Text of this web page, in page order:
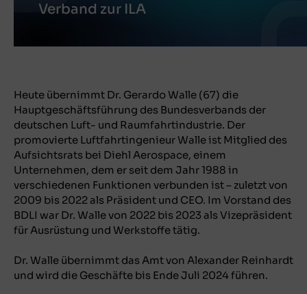
Verband zur ILA
Heute übernimmt Dr. Gerardo Walle (67) die
Hauptgeschäftsführung des Bundesverbands der
deutschen Luft- und Raumfahrtindustrie. Der
promovierte Luftfahrtingenieur Walle ist Mitglied des
Aufsichtsrats bei Diehl Aerospace, einem
Unternehmen, dem er seit dem Jahr 1988 in
verschiedenen Funktionen verbunden ist – zuletzt von
2009 bis 2022 als Präsident und CEO. Im Vorstand des
BDLI war Dr. Walle von 2022 bis 2023 als Vizepräsident
für Ausrüstung und Werkstoffe tätig.
Dr. Walle übernimmt das Amt von Alexander Reinhardt
und wird die Geschäfte bis Ende Juli 2024 führen.